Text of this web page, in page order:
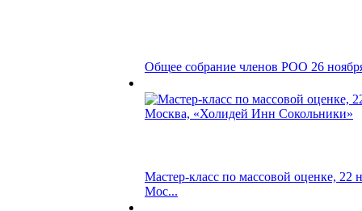
Общее собрание членов РОО 26
Мастер-класс по массовой оценке, 22
Мос...